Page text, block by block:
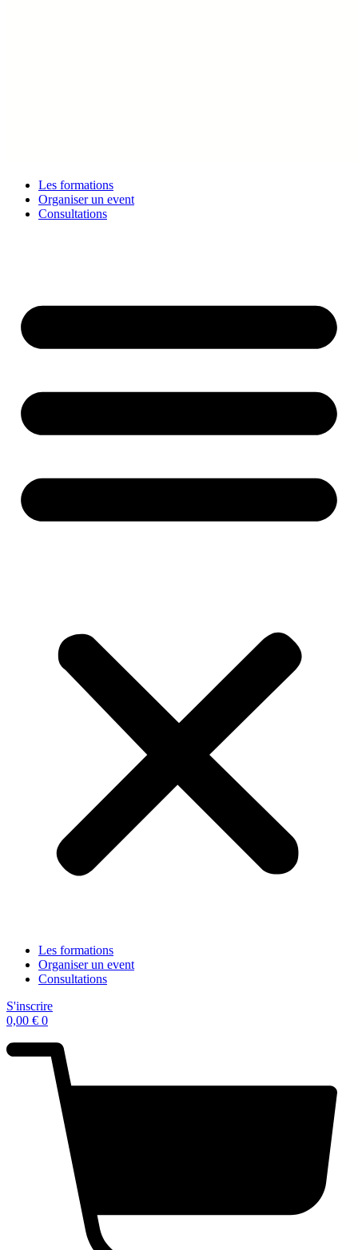
Les formations
Organiser un event
Consultations
Les formations
Organiser un event
Consultations
S'inscrire
0,00 € 0